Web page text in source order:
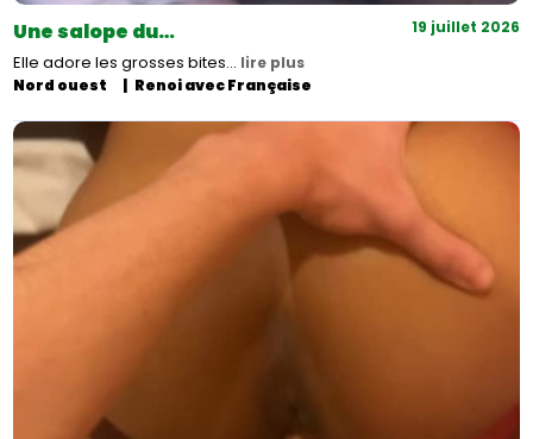
Une salope du… 19 juillet 2026
Elle adore les grosses bites… lire plus
Nord ouest
Renoi avec Française